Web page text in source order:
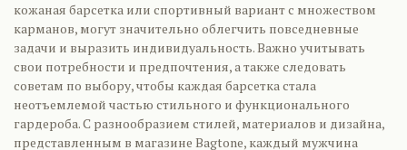
кожаная барсетка или спортивный вариант с множеством
карманов, могут значительно облегчить повседневные
задачи и выразить индивидуальность. Важно учитывать
свои потребности и предпочтения, а также следовать
советам по выбору, чтобы каждая барсетка стала
неотъемлемой частью стильного и функционального
гардероба. С разнообразием стилей, материалов и дизайна,
представленным в магазине Bagtone, каждый мужчина